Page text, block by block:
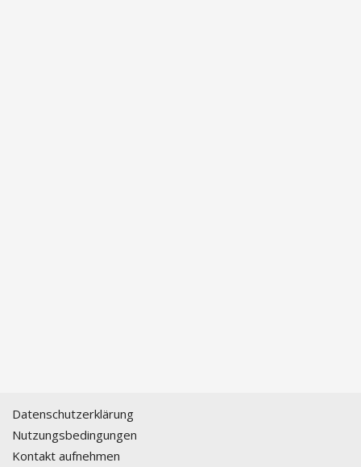
Datenschutzerklärung
Nutzungsbedingungen
Kontakt aufnehmen